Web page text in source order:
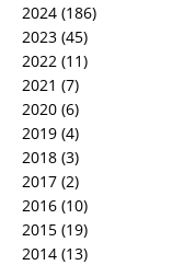
2024 (186)
2023 (45)
2022 (11)
2021 (7)
2020 (6)
2019 (4)
2018 (3)
2017 (2)
2016 (10)
2015 (19)
2014 (13)